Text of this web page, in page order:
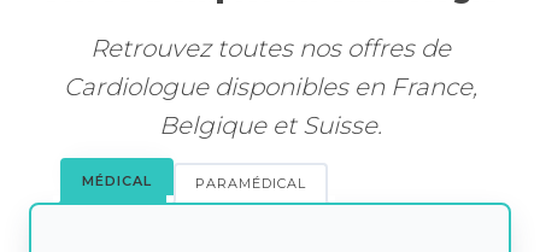
Retrouvez toutes nos offres de
Cardiologue disponibles en France,
Belgique et Suisse.
MÉDICAL PARAMÉDICAL